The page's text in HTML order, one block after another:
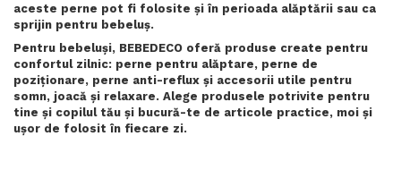
aceste perne pot fi folosite și în perioada alăptării sau ca
sprijin pentru bebeluș.
Pentru bebeluși, BEBEDECO oferă produse create pentru
confortul zilnic: perne pentru alăptare, perne de
poziționare, perne anti-reflux și accesorii utile pentru
somn, joacă și relaxare. Alege produsele potrivite pentru
tine și copilul tău și bucură-te de articole practice, moi și
ușor de folosit în fiecare zi.